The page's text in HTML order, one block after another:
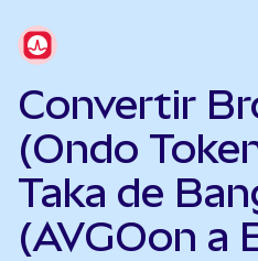
Convertir
(Ondo
Taka de
(AVGOon a